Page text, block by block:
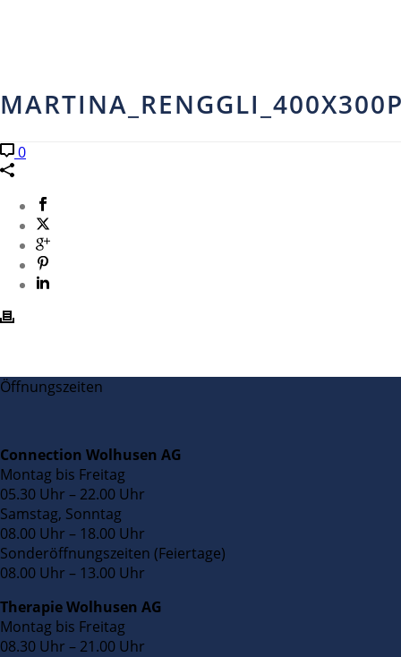
0
Öffnungszeiten
Connection Wolhusen AG
Montag bis Freitag
05.30 Uhr – 22.00 Uhr
Samstag, Sonntag
08.00 Uhr – 18.00 Uhr
Sonderöffnungszeiten (Feiertage)
08.00 Uhr – 13.00 Uhr
Therapie Wolhusen AG
Montag bis Freitag
08.30 Uhr – 21.00 Uhr